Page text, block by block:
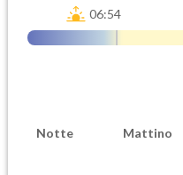
06:54
Notte Mattino